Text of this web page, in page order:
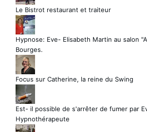
Le Bistrot restaurant et traiteur
Hypnose: Eve- Elisabeth Martin au salon
Bourges.
Focus sur Catherine, la reine du Swing
Est- il possible de s'arrêter de fumer par
Hypnothérapeute